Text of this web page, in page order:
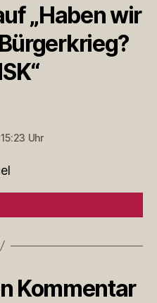
„Haben wir
Uhr
Kommentar